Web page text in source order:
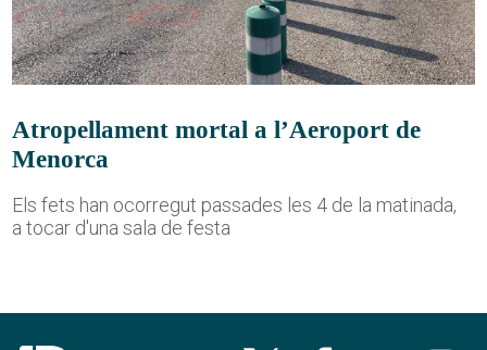
Atropellament mortal a l’Aeroport de
Menorca
Els fets han ocorregut passades les 4 de la matinada,
a tocar d'una sala de festa